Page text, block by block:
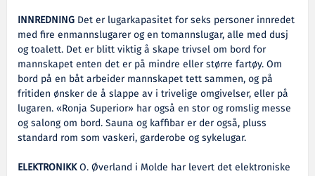
INNREDNING Det er lugarkapasitet for seks personer innredet
med fire enmannslugarer og en tomannslugar, alle med dusj
og toalett. Det er blitt viktig å skape trivsel om bord for
mannskapet enten det er på mindre eller større fartøy. Om
bord på en båt arbeider mannskapet tett sammen, og på
fritiden ønsker de å slappe av i trivelige omgivelser, eller på
lugaren. «Ronja Superior» har også en stor og romslig messe
og salong om bord. Sauna og kaffibar er der også, pluss
standard rom som vaskeri, garderobe og sykelugar.
ELEKTRONIKKO. Øverland i Molde har levert det elektroniske